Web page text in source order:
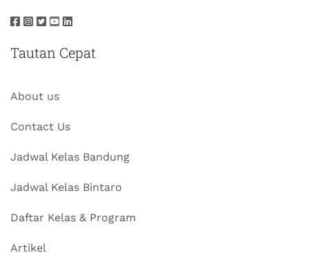
Tautan Cepat
About us
Contact Us
Jadwal Kelas Bandung
Jadwal Kelas Bintaro
Daftar Kelas & Program
Artikel